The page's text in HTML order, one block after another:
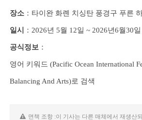
장소 ：타이완 화롄 치싱탄 풍경구 푸른
일시 ：2026년 5월 12일 ~ 2026년6월30일
공식정보 ：
영어 키워드 (Pacific Ocean International
Balancing And Arts)로 검색
면책 조항 :이 기사는 다른 매체에서 재생산